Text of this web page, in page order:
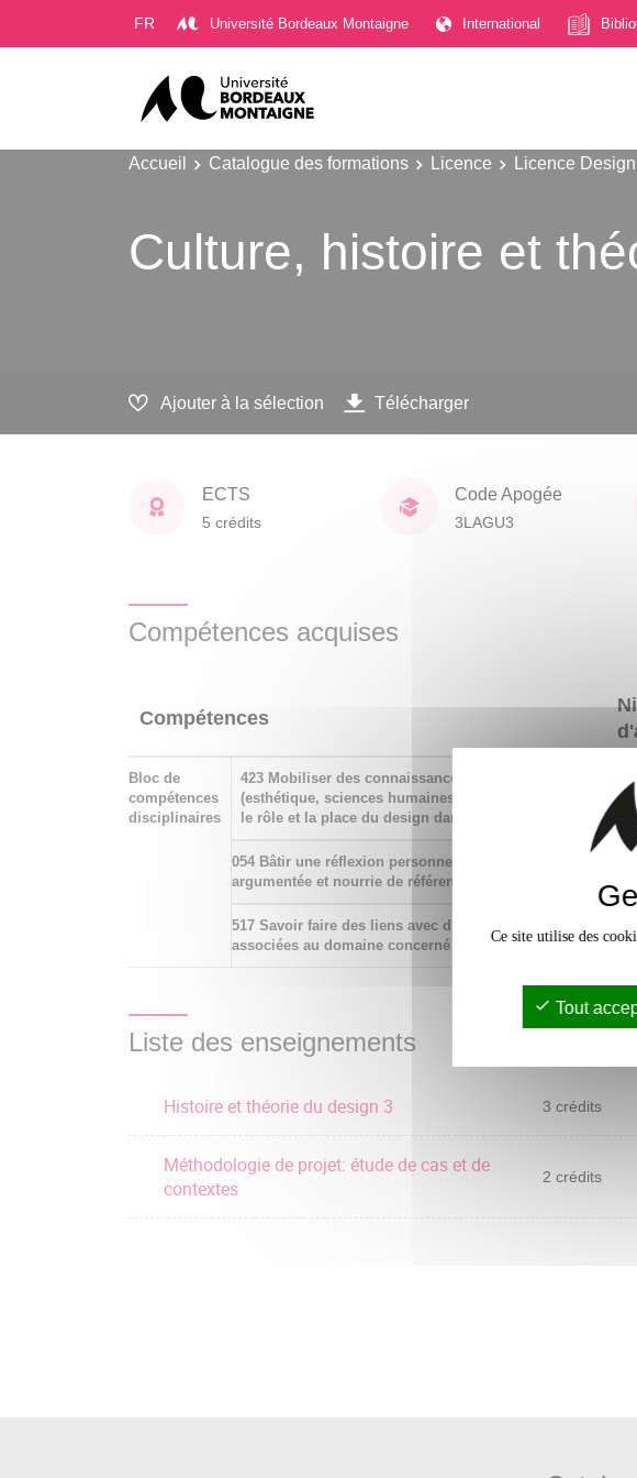
FR Université Bordeaux Montaigne International
Accueil Catalogue des formations Licence Licence Design
Culture, histoire et
Ajouter à la sélection Télécharger
ECTS
5 crédits
Code Apogée
3LAGU3
Compétences acquises
Compétences
Bloc de
compétences
disciplinaires
423 Mobiliser des connaissances théoriques
(esthétique, sciences humaines) pour comprendre
le rôle et la place du design dans la société actuelle
054 Bâtir une réflexion personnelle (écrite ou orale),
argumentée et nourrie de références
517 Savoir faire des liens avec d'autres discilplines
associées au domaine concerné
Liste des enseignements
Histoire et théorie du design 3 3 crédits
Méthodologie de projet: étude de cas et de
contextes
2 crédits
Ce site utilise des
Tout